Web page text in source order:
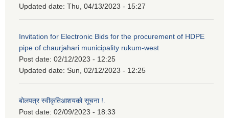
Updated date: Thu, 04/13/2023 - 15:27
Invitation for Electronic Bids for the procurement of HDPE
pipe of chaurjahari municipality rukum-west
Post date: 02/12/2023 - 12:25
Updated date: Sun, 02/12/2023 - 12:25
बोलपत्र स्वीकृतिआशयको सूचना !.
Post date: 02/09/2023 - 18:33